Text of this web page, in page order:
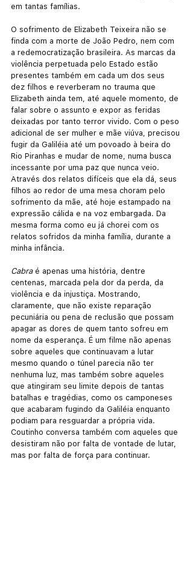
em tantas famílias.
O sofrimento de Elizabeth Teixeira não se
finda com a morte de João Pedro, nem com
a redemocratização brasileira. As marcas da
violência perpetuada pelo Estado estão
presentes também em cada um dos seus
dez filhos e reverberam no trauma que
Elizabeth ainda tem, até aquele momento, de
falar sobre o assunto e expor as feridas
deixadas por tanto terror vivido. Com o peso
adicional de ser mulher e mãe viúva, precisou
fugir da Galiléia até um povoado à beira do
Rio Piranhas e mudar de nome, numa busca
incessante por uma paz que nunca veio.
Através dos relatos difíceis que ela dá, seus
filhos ao redor de uma mesa choram pelo
sofrimento da mãe, até hoje estampado na
expressão cálida e na voz embargada. Da
mesma forma como eu já chorei com os
relatos sofridos da minha família, durante a
minha infância.
Cabra é apenas uma história, dentre
centenas, marcada pela dor da perda, da
violência e da injustiça. Mostrando,
claramente, que não existe reparação
pecuniária ou pena de reclusão que possam
apagar as dores de quem tanto sofreu em
nome da esperança. É um filme não apenas
sobre aqueles que continuavam a lutar
mesmo quando o túnel parecia não ter
nenhuma luz, mas também sobre aqueles
que atingiram seu limite depois de tantas
batalhas e tragédias, como os camponeses
que acabaram fugindo da Galiléia enquanto
podiam para resguardar a própria vida.
Coutinho conversa também com aqueles que
desistiram não por falta de vontade de lutar,
mas por falta de força para continuar.